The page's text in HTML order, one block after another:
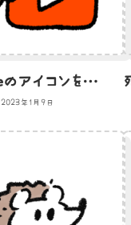
YouTubeのアイコンをかかえるタヌキのイラスト
2023年1月9日